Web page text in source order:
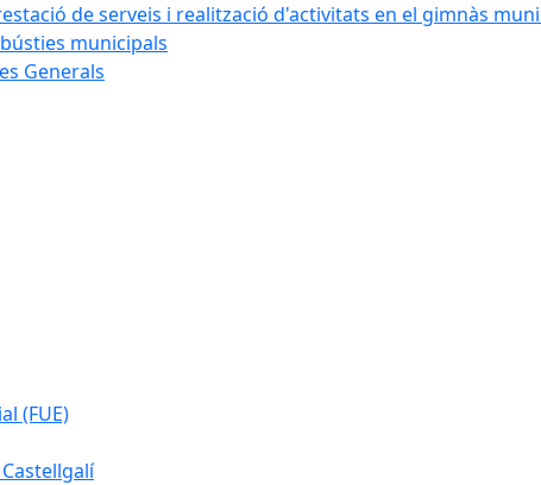
de serveis i realització d'activitats en el gimnàs
municipals
Generals
(FUE)